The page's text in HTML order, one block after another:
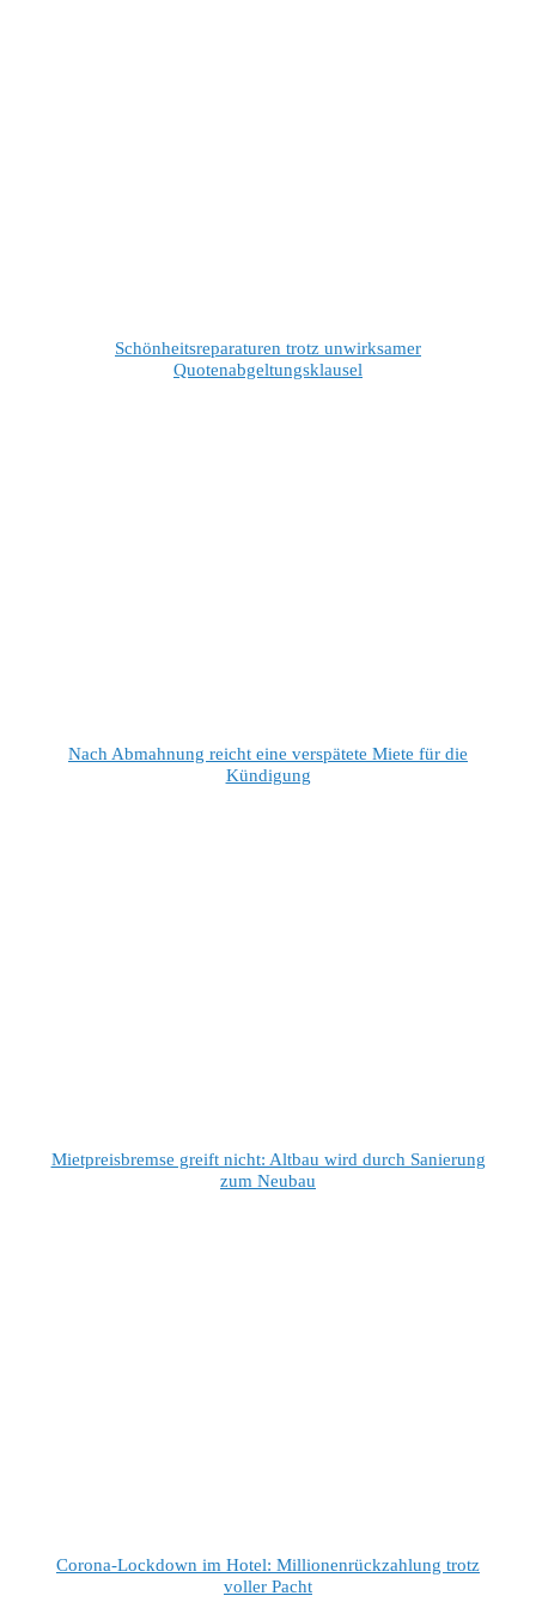
Schönheitsreparaturen trotz unwirksamer
Quotenabgeltungsklausel
Nach Abmahnung reicht eine verspätete Miete für die
Kündigung
Mietpreisbremse greift nicht: Altbau wird durch Sanierung
zum Neubau
Corona-Lockdown im Hotel: Millionenrückzahlung trotz
voller Pacht